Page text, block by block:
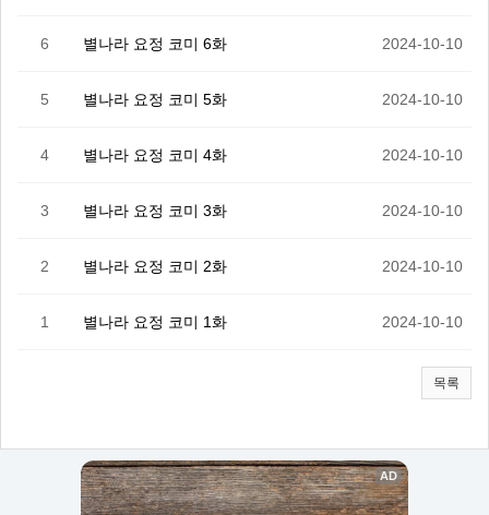
6 별나라 요정 코미 6화 2024-10-10
5 별나라 요정 코미 5화 2024-10-10
4 별나라 요정 코미 4화 2024-10-10
3 별나라 요정 코미 3화 2024-10-10
2 별나라 요정 코미 2화 2024-10-10
1 별나라 요정 코미 1화 2024-10-10
목록